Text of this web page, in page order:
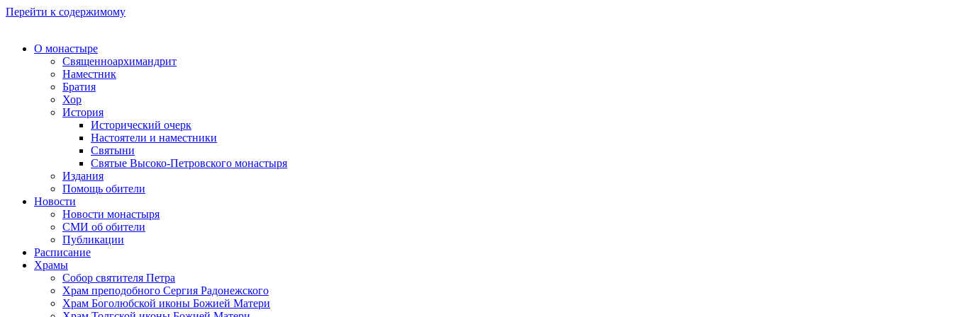
Перейти к содержимому
О монастыре
Священноархимандрит
Наместник
Братия
Хор
История
Исторический очерк
Настоятели и наместники
Святыни
Святые Высоко-Петровского монастыря
Издания
Помощь обители
Новости
Новости монастыря
СМИ об обители
Публикации
Расписание
Храмы
Собор святителя Петра
Храм преподобного Сергия Радонежского
Храм Боголюбской иконы Божией Матери